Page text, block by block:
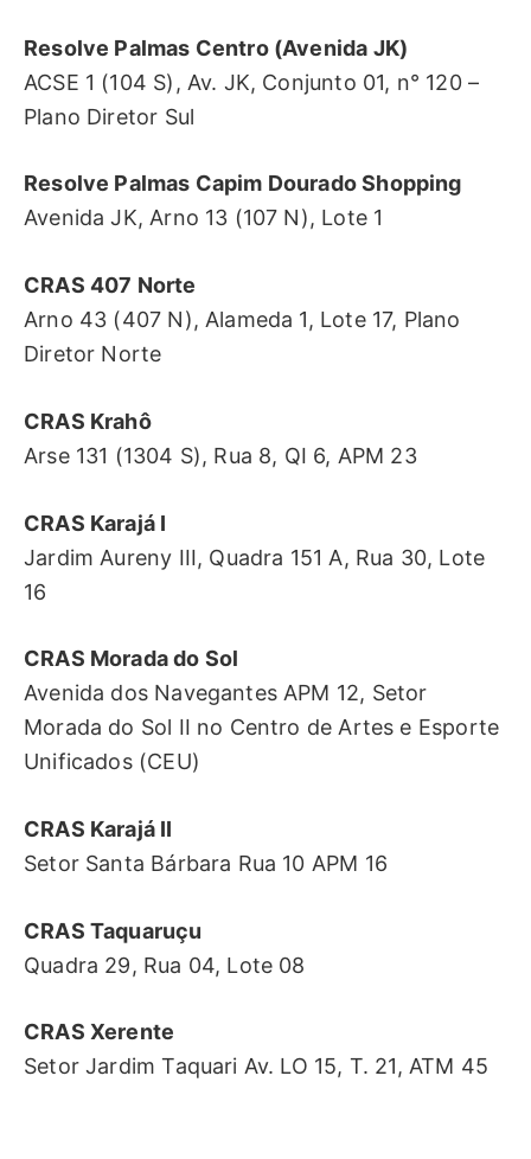
Resolve Palmas Centro (Avenida JK)
ACSE 1 (104 S), Av. JK, Conjunto 01, n° 120 –
Plano Diretor Sul
Resolve Palmas Capim Dourado Shopping
Avenida JK, Arno 13 (107 N), Lote 1
CRAS 407 Norte
Arno 43 (407 N), Alameda 1, Lote 17, Plano
Diretor Norte
CRAS Krahô
Arse 131 (1304 S), Rua 8, QI 6, APM 23
CRAS Karajá I
Jardim Aureny III, Quadra 151 A, Rua 30, Lote
16
CRAS Morada do Sol
Avenida dos Navegantes APM 12, Setor
Morada do Sol II no Centro de Artes e Esporte
Unificados (CEU)
CRAS Karajá II
Setor Santa Bárbara Rua 10 APM 16
CRAS Taquaruçu
Quadra 29, Rua 04, Lote 08
CRAS Xerente
Setor Jardim Taquari Av. LO 15, T. 21, ATM 45